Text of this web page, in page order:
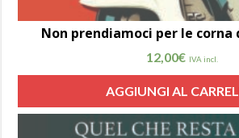
Non prendiamoci per le corna
12,00€ IVA incl.
AGGIUNGI AL